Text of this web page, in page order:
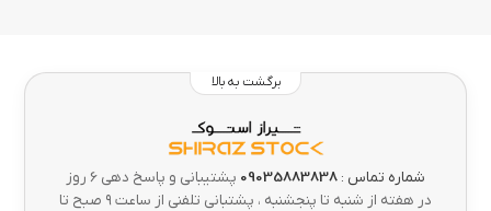
برگشت به بالا
شماره تماس : 09035883838
پشتیبانی و پاسخ دهی 6 روز
در هفته از شنبه تا پنجشنبه ، پشتبانی تلفنی از ساعت ۹ صبح تا